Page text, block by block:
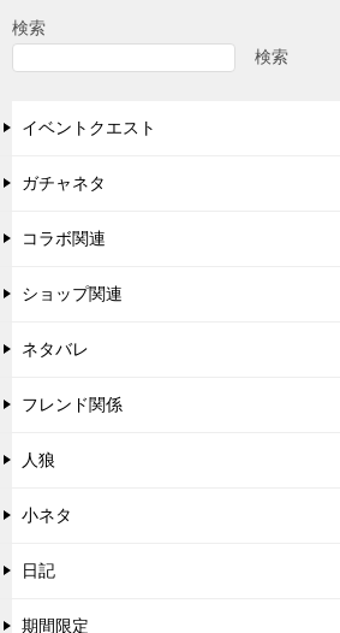
ョ
検索
検索
イベントクエスト
ガチャネタ
コラボ関連
ショップ関連
ネタバレ
フレンド関係
人狼
小ネタ
日記
期間限定